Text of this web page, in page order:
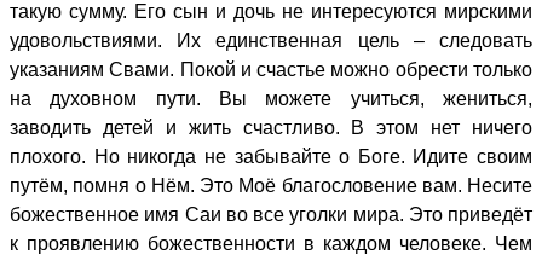
такую сумму. Его сын и дочь не интересуются мирскими
удовольствиями. Их единственная цель – следовать
указаниям Свами. Покой и счастье можно обрести только
на духовном пути. Вы можете учиться, жениться,
заводить детей и жить счастливо. В этом нет ничего
плохого. Но никогда не забывайте о Боге. Идите своим
путём, помня о Нём. Это Моё благословение вам. Несите
божественное имя Саи во все уголки мира. Это приведёт
к проявлению божественности в каждом человеке. Чем